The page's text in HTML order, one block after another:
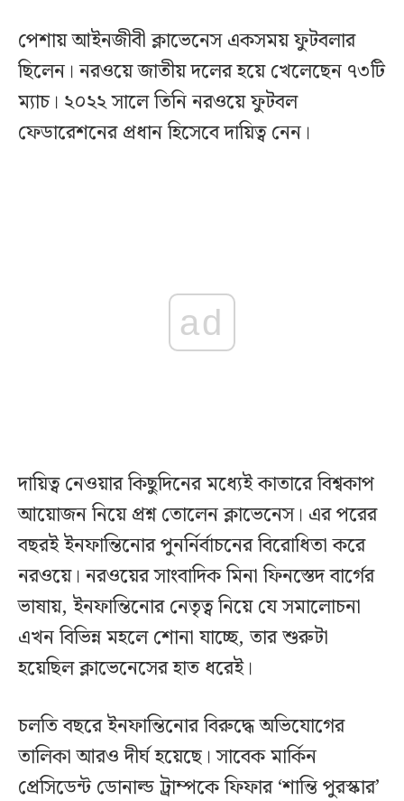
পেশায় আইনজীবী ক্লাভেনেস একসময় ফুটবলার
ছিলেন। নরওয়ে জাতীয় দলের হয়ে খেলেছেন ৭৩টি
ম্যাচ। ২০২২ সালে তিনি নরওয়ে ফুটবল
ফেডারেশনের প্রধান হিসেবে দায়িত্ব নেন।
ad
দায়িত্ব নেওয়ার কিছুদিনের মধ্যেই কাতারে বিশ্বকাপ
আয়োজন নিয়ে প্রশ্ন তোলেন ক্লাভেনেস। এর পরের
বছরই ইনফান্তিনোর পুনর্নির্বাচনের বিরোধিতা করে
নরওয়ে। নরওয়ের সাংবাদিক মিনা ফিনস্তেদ বার্গের
ভাষায়, ইনফান্তিনোর নেতৃত্ব নিয়ে যে সমালোচনা
এখন বিভিন্ন মহলে শোনা যাচ্ছে, তার শুরুটা
হয়েছিল ক্লাভেনেসের হাত ধরেই।
চলতি বছরে ইনফান্তিনোর বিরুদ্ধে অভিযোগের
তালিকা আরও দীর্ঘ হয়েছে। সাবেক মার্কিন
প্রেসিডেন্ট ডোনাল্ড ট্রাম্পকে ফিফার ‘শান্তি পুরস্কার’